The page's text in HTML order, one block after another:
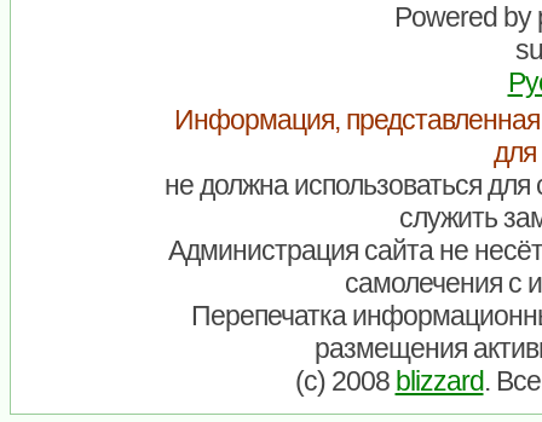
Powered by
Информация,
для
не должна использоваться
служить
Администрация сайта не
самолечения с
Перепечатка
размещения
(c) 2008 blizzard.